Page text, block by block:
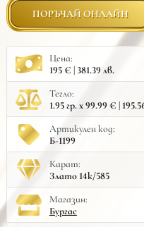
ПОРЪЧАЙ ОНЛАЙН
Цена:
195 € | 381.39 лв.
Тегло:
1.95 гр. x 99.99 € |
Артикулен код:
Б-1199
Карат:
Злато 14к/585
Mагазин:
Бургас